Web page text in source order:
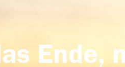
Ende,